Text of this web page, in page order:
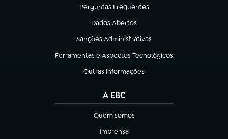
Perguntas Frequentes
(abre em nova aba)
Dados Abertos
(abre em nova aba)
Sanções Administrativas
(abre em nova aba)
Ferramentas e Aspectos Tecnológicos
(abre em nova aba)
Outras Informações
(abre em nova aba)
A EBC
Quem somos
(abre em nova aba)
Imprensa
(abre em nova aba)